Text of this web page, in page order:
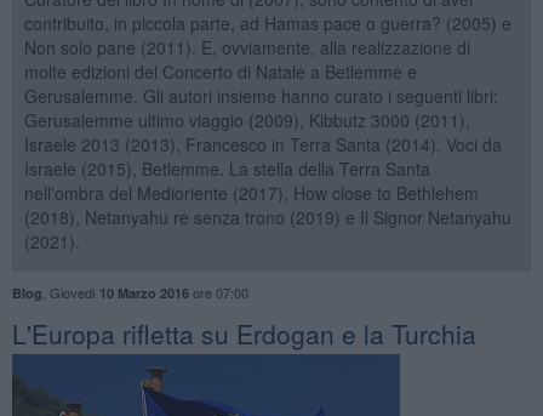
contribuito, in piccola parte, ad Hamas pace o guerra? (2005) e
Non solo pane (2011). E, ovviamente, alla realizzazione di
molte edizioni del Concerto di Natale a Betlemme e
Gerusalemme. Gli autori insieme hanno curato i seguenti libri:
Gerusalemme ultimo viaggio (2009), Kibbutz 3000 (2011),
Israele 2013 (2013), Francesco in Terra Santa (2014). Voci da
Israele (2015), Betlemme. La stella della Terra Santa
nell'ombra del Medioriente (2017), How close to Bethlehem
(2018), Netanyahu re senza trono (2019) e Il Signor Netanyahu
(2021).
Blog Giovedì 10 Marzo 2016ore 07:00
L'Europa rifletta su Erdogan e la Turchia